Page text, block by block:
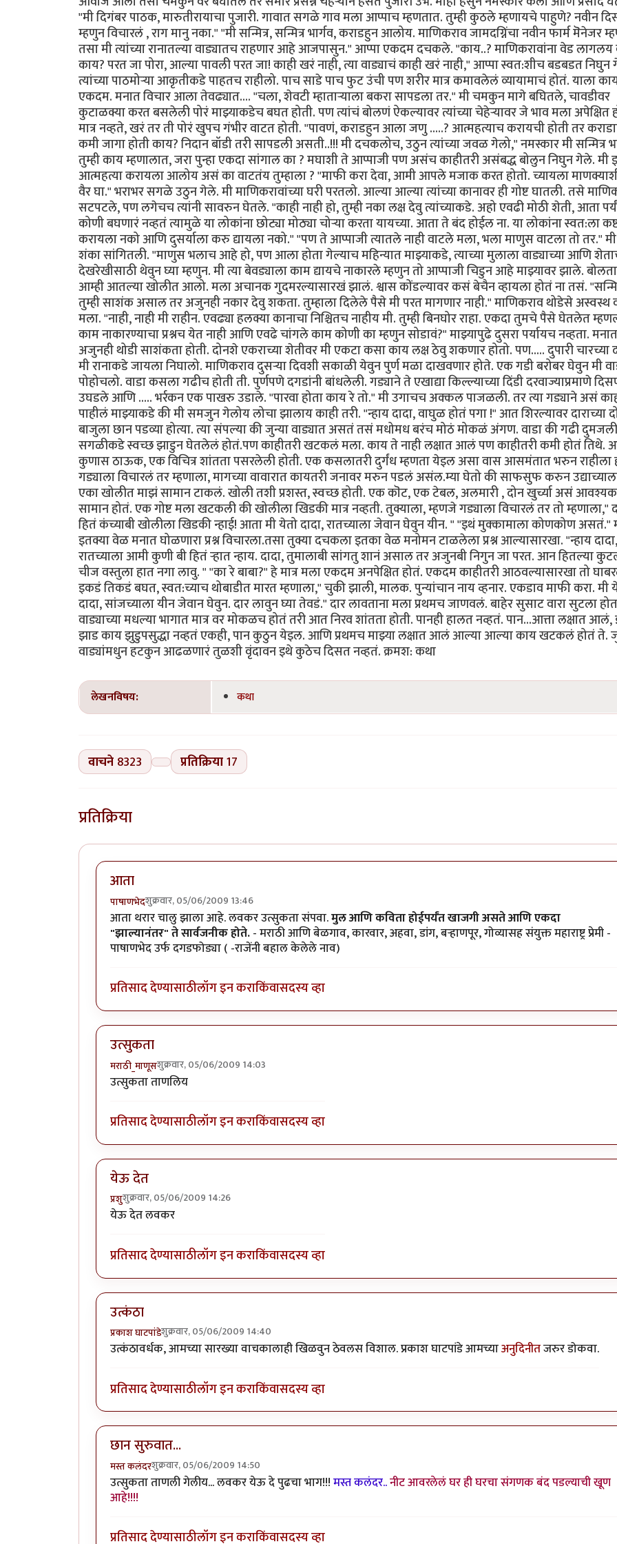
लेखनविषय: कथा
वाचने 8323 प्रतिक्रिया17
प्रतिक्रिया
आता
पाषाणभेदशुक्रवार, 05/06/2009 13:46
आता थरार चालु झाला आहे. लवकर उत्सुकता संपवा.मुल आणि कविता होईपर्यंत खाजगी असते आणि एकदा
"झाल्यानंतर" ते सार्वजनीक होते.- मराठी आणि बेळगाव, कारवार, अहवा, डांग, बर्‍हाणपूर, गोव्यासह संयुक्त महाराष्ट्र प्रेमी -
पाषाणभेद उर्फ दगडफोड्या ( -राजेंनी बहाल केलेले नाव)
प्रतिसाद देण्यासाठीलॉग इन कराकिंवासदस्य व्हा
उत्सुकता
मराठी_माणूसशुक्रवार, 05/06/2009 14:03
उत्सुकता ताणलिय
प्रतिसाद देण्यासाठीलॉग इन कराकिंवासदस्य व्हा
येऊ देत
प्रशुशुक्रवार, 05/06/2009 14:26
येऊ देत लवकर
प्रतिसाद देण्यासाठीलॉग इन कराकिंवासदस्य व्हा
उत्कंठा
प्रकाश घाटपांडेशुक्रवार, 05/06/2009 14:40
उत्कंठावर्धक, आमच्या सारख्या वाचकालाही खिळवुन ठेवलस विशाल. प्रकाश घाटपांडे आमच्याअनुदिनीतजरुर डोकवा.
प्रतिसाद देण्यासाठीलॉग इन कराकिंवासदस्य व्हा
छान सुरुवात...
मस्त कलंदरशुक्रवार, 05/06/2009 14:50
उत्सुकता ताणली गेलीय... लवकर येऊ दे पुढचा भाग!!!मस्त कलंदर..नीट आवरलेलं घर ही घरचा संगणक बंद पडल्याची खूण
आहे!!!!
प्रतिसाद देण्यासाठीलॉग इन कराकिंवासदस्य व्हा